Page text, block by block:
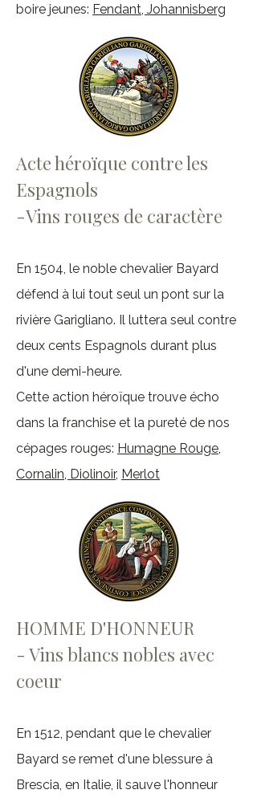
boire jeunes: Fendant, Johannisberg
Acte héroïque contre les
Espagnols
-Vins rouges de caractère
En 1504, le noble chevalier Bayard
défend à lui tout seul un pont sur la
rivière Garigliano. Il luttera seul contre
deux cents Espagnols durant plus
d'une demi-heure.
Cette action héroïque trouve écho
dans la franchise et la pureté de nos
cépages rouges: Humagne Rouge,
Cornalin, Diolinoir, Merlot
HOMME D'HONNEUR
- Vins blancs nobles avec
coeur
En 1512, pendant que le chevalier
Bayard se remet d'une blessure à
Brescia, en Italie, il sauve l'honneur